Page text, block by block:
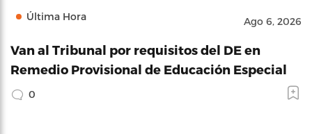
Última Hora Ago 6, 2026
Van al Tribunal por requisitos del DE en
Remedio Provisional de Educación Especial
0